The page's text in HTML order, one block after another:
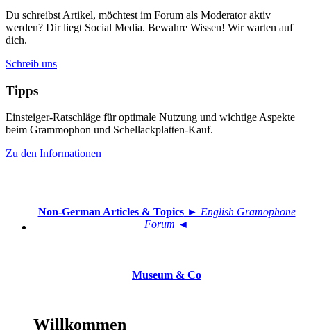
Du schreibst Artikel, möchtest im Forum als Moderator aktiv
werden? Dir liegt Social Media. Bewahre Wissen! Wir warten auf
dich.
Schreib uns
Tipps
Einsteiger-Ratschläge für optimale Nutzung und wichtige Aspekte
beim Grammophon und Schellackplatten-Kauf.
Zu den Informationen
Non-German Articles & Topics► English Gramophone
Forum ◄
Museum & Co
Willkommen